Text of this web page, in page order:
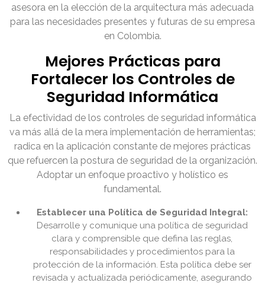
asesora en la elección de la arquitectura más adecuada
para las necesidades presentes y futuras de su empresa
en Colombia.
Mejores Prácticas para
Fortalecer los Controles de
Seguridad Informática
La efectividad de los controles de seguridad informática
va más allá de la mera implementación de herramientas;
radica en la aplicación constante de mejores prácticas
que refuercen la postura de seguridad de la organización.
Adoptar un enfoque proactivo y holístico es
fundamental.
Establecer una Política de Seguridad Integral:
Desarrolle y comunique una política de seguridad
clara y comprensible que defina las reglas,
responsabilidades y procedimientos para la
protección de la información. Esta política debe ser
revisada y actualizada periódicamente, asegurando